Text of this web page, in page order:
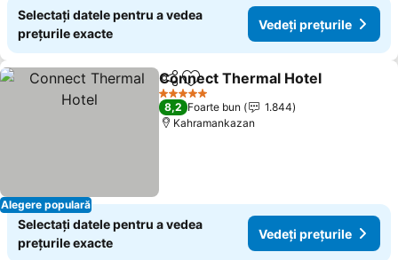
Selectați datele pentru a vedea
prețurile exacte
Vedeți prețurile
Alegere populară
DistribuițiAdăugaţi la favorite
Connect Thermal Hotel
5 Stele
8,2 Foarte bun
1.844
Kahramankazan
Selectați datele pentru a vedea
prețurile exacte
Vedeți prețurile